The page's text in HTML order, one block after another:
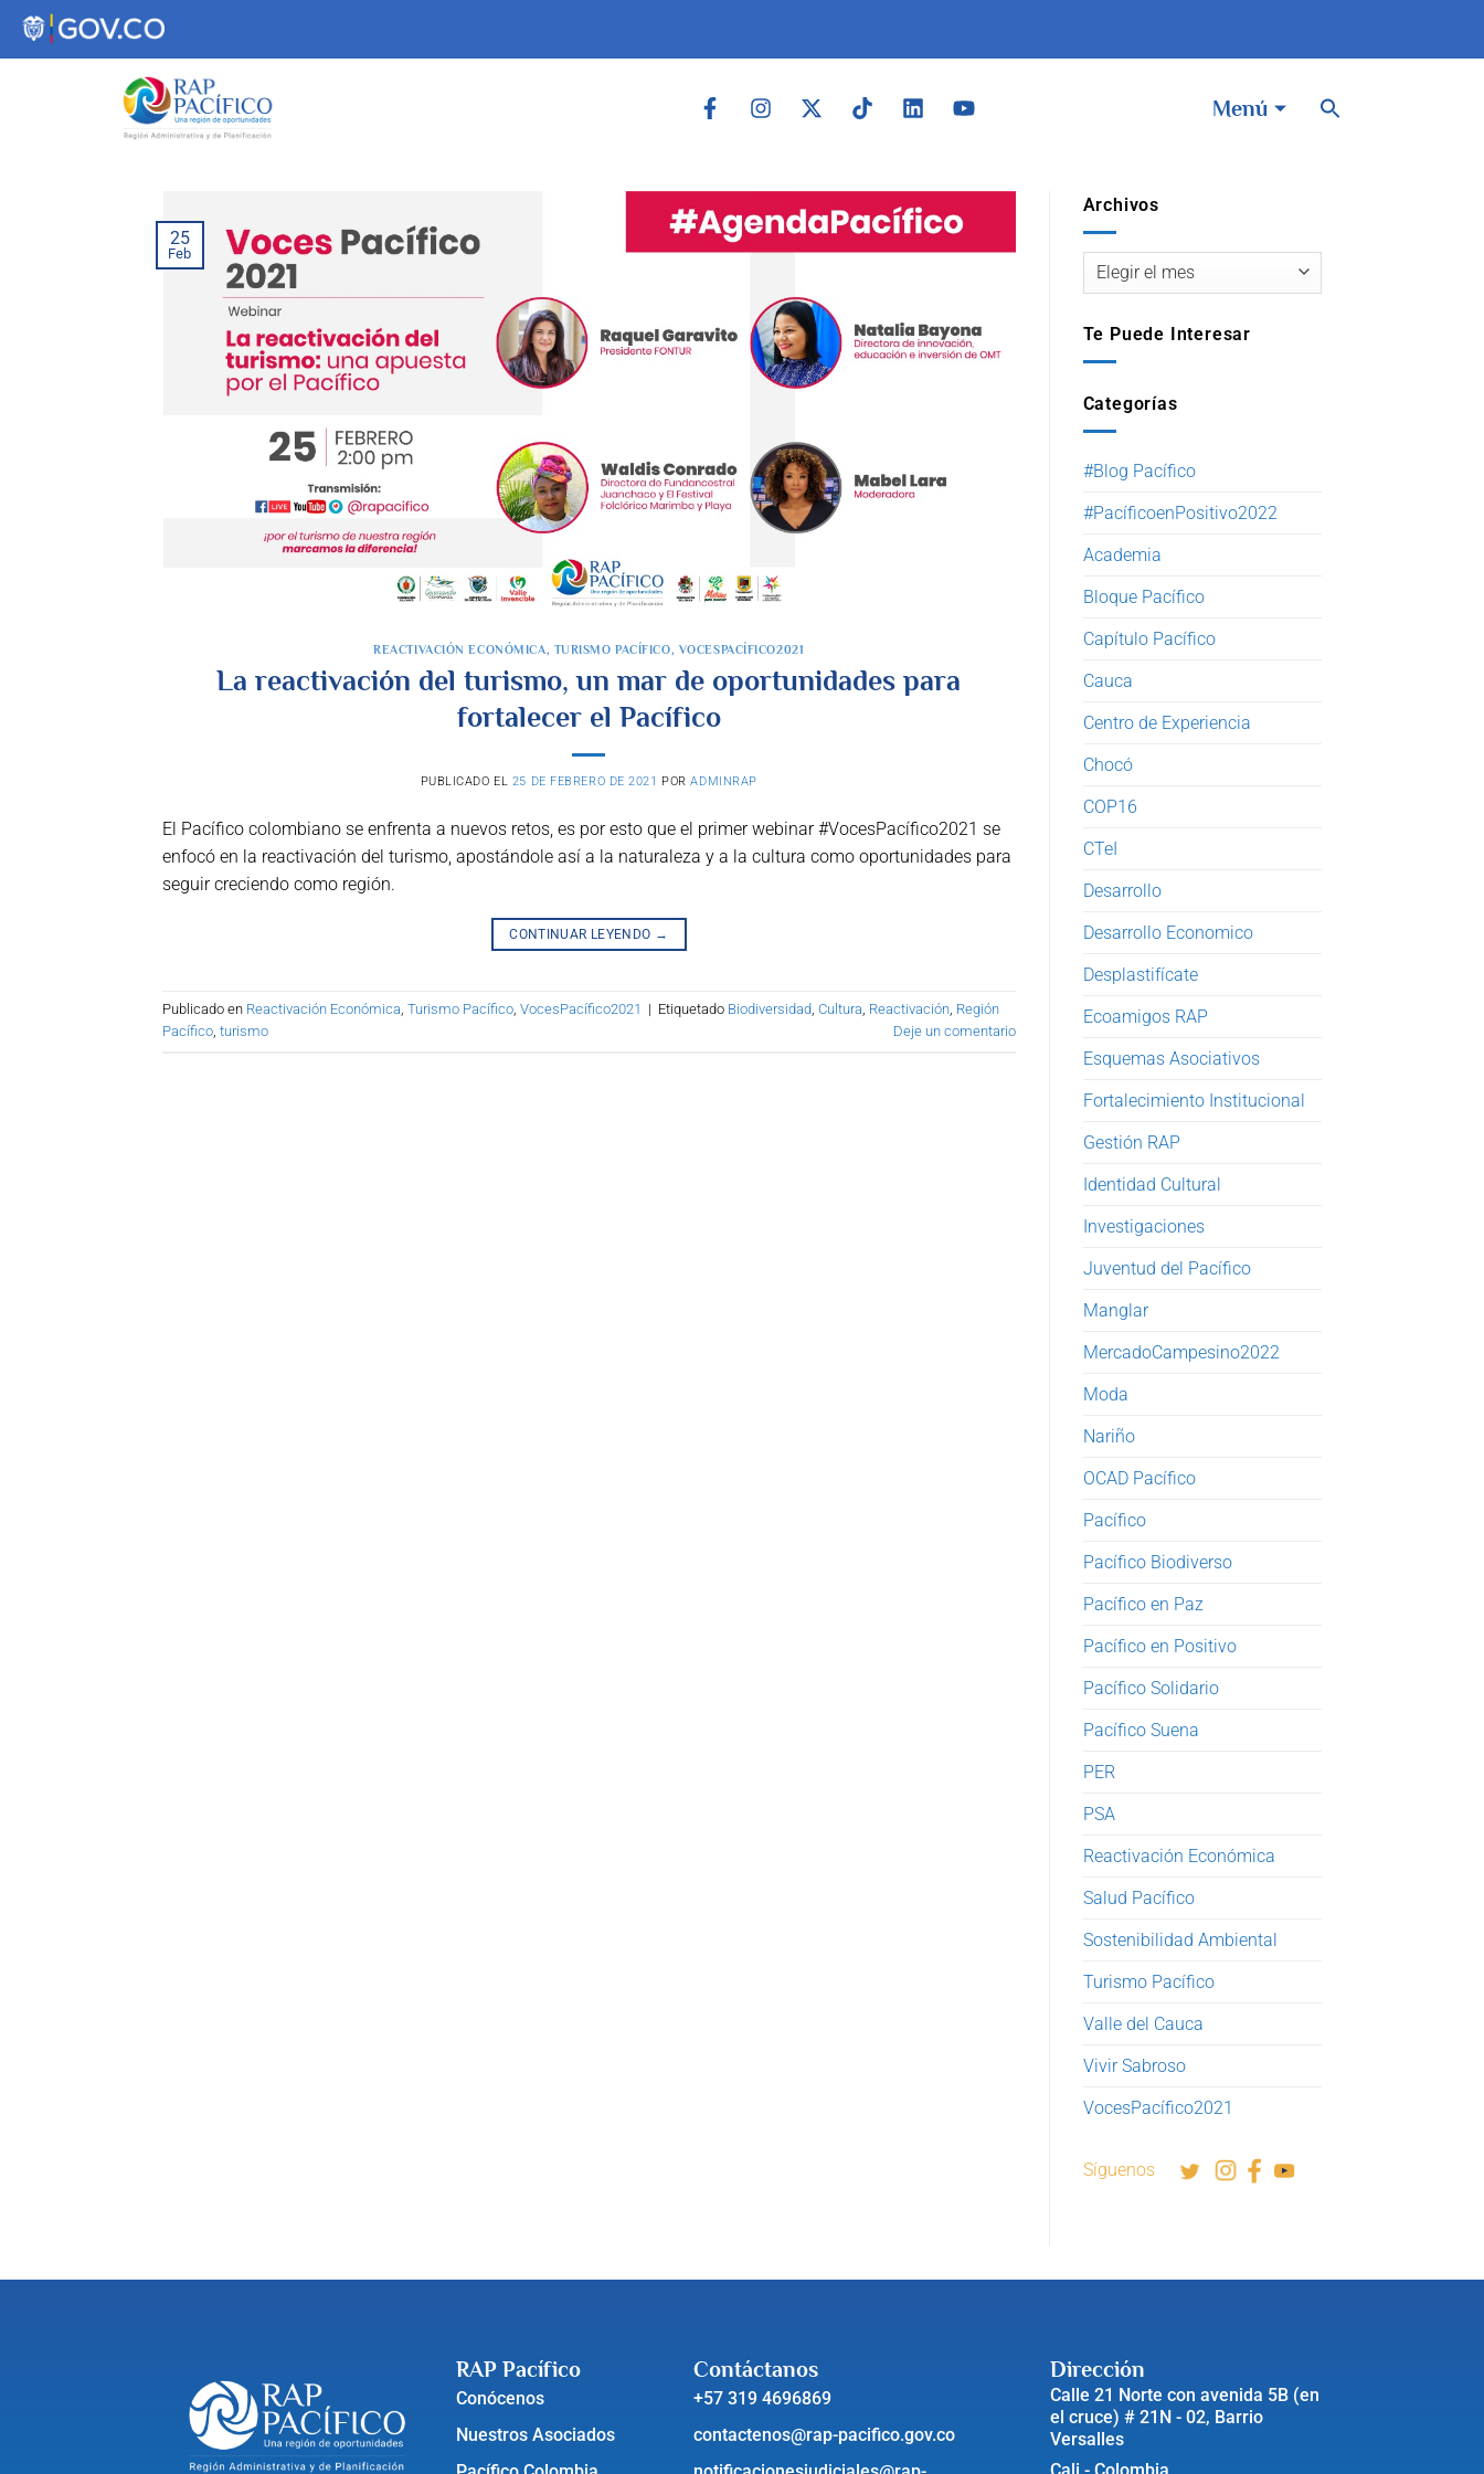
contenido
Menú
25
Feb
REACTIVACIÓN ECONÓMICA, TURISMO PACÍFICO, VOCESPACÍFICO2021
La reactivación del turismo, un mar de oportunidades para
fortalecer el Pacífico
PUBLICADO EL 25 DE FEBRERO DE 2021 PORADMINRAP
El Pacífico colombiano se enfrenta a nuevos retos, es por esto que el primer webinar #VocesPacífico2021 se
enfocó en la reactivación del turismo, apostándole así a la naturaleza y a la cultura como oportunidades para
seguir creciendo como región.
CONTINUAR LEYENDO →
Publicado en Reactivación Económica, Turismo Pacífico, VocesPacífico2021 | Etiquetado Biodiversidad, Cultura, Reactivación, Región
Pacífico, turismo Deje un comentario
Archivos
Te Puede Interesar
Categorías
#Blog Pacífico
#PacíficoenPositivo2022
Academia
Bloque Pacífico
Capítulo Pacífico
Cauca
Centro de Experiencia
Chocó
COP16
CTeI
Desarrollo
Desarrollo Economico
Desplastifícate
Ecoamigos RAP
Esquemas Asociativos
Fortalecimiento Institucional
Gestión RAP
Identidad Cultural
Investigaciones
Juventud del Pacífico
Manglar
MercadoCampesino2022
Moda
Nariño
OCAD Pacífico
Pacífico
Pacífico Biodiverso
Pacífico en Paz
Pacífico en Positivo
Pacífico Solidario
Pacífico Suena
PER
PSA
Reactivación Económica
Salud Pacífico
Sostenibilidad Ambiental
Turismo Pacífico
Valle del Cauca
Vivir Sabroso
VocesPacífico2021
Síguenos
RAP Pacífico
Conócenos
Nuestros Asociados
Contáctanos
+57 319 4696869
contactenos@rap-pacifico.gov.co
Dirección
Calle 21 Norte con avenida 5B (en
el cruce) # 21N - 02, Barrio
Versalles